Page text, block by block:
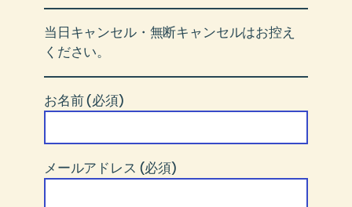
当日キャンセル・無断キャンセルはお控え
ください。
お名前 (必須)
メールアドレス (必須)